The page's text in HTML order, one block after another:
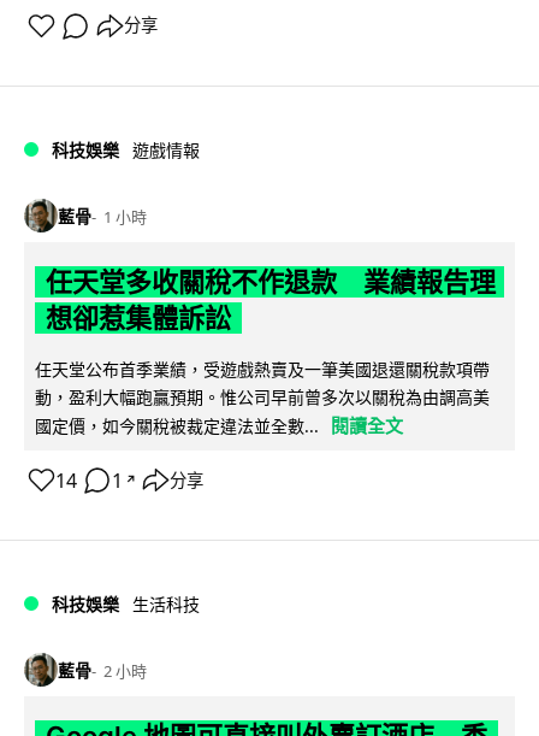
分享
科技娛樂 遊戲情報
藍骨 1 小時
任天堂多收關稅不作退款 業績報告理
想卻惹集體訴訟
任天堂公布首季業績，受遊戲熱賣及一筆美國退還關稅款項帶
動，盈利大幅跑贏預期。惟公司早前曾多次以關稅為由調高美
國定價，如今關稅被裁定違法並全數...
閱讀全文
14 1 ↗ 分享
科技娛樂 生活科技
藍骨 2 小時